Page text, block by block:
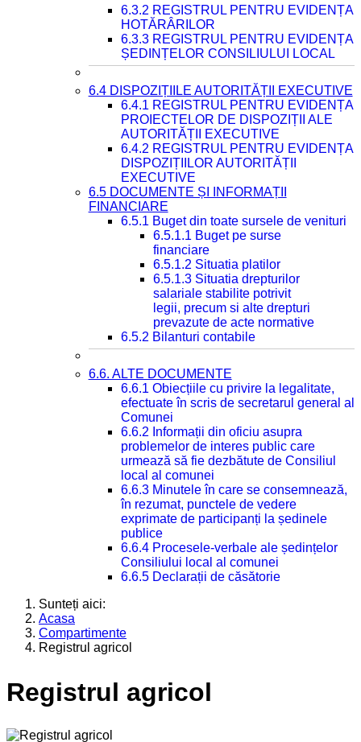
6.3.2 REGISTRUL PENTRU EVIDENȚA
HOTĂRÂRILOR
6.3.3 REGISTRUL PENTRU EVIDENȚA
ȘEDINȚELOR CONSILIULUI LOCAL
6.4 DISPOZIȚIILE AUTORITĂȚII EXECUTIVE
6.4.1 REGISTRUL PENTRU EVIDENȚA
PROIECTELOR DE DISPOZIȚII ALE
AUTORITĂȚII EXECUTIVE
6.4.2 REGISTRUL PENTRU EVIDENȚA
DISPOZIȚIILOR AUTORITĂȚII
EXECUTIVE
6.5 DOCUMENTE ȘI INFORMAȚII
FINANCIARE
6.5.1 Buget din toate sursele de venituri
6.5.1.1 Buget pe surse
financiare
6.5.1.2 Situatia platilor
6.5.1.3 Situatia drepturilor
salariale stabilite potrivit
legii, precum si alte drepturi
prevazute de acte normative
6.5.2 Bilanturi contabile
6.6. ALTE DOCUMENTE
6.6.1 Obiecțiile cu privire la legalitate,
efectuate în scris de secretarul general al
Comunei
6.6.2 Informații din oficiu asupra
problemelor de interes public care
urmează să fie dezbătute de Consiliul
local al comunei
6.6.3 Minutele în care se consemnează,
în rezumat, punctele de vedere
exprimate de participanți la ședinele
publice
6.6.4 Procesele-verbale ale ședințelor
Consiliului local al comunei
6.6.5 Declarații de căsătorie
Sunteți aici:
Acasa
Compartimente
Registrul agricol
Registrul agricol